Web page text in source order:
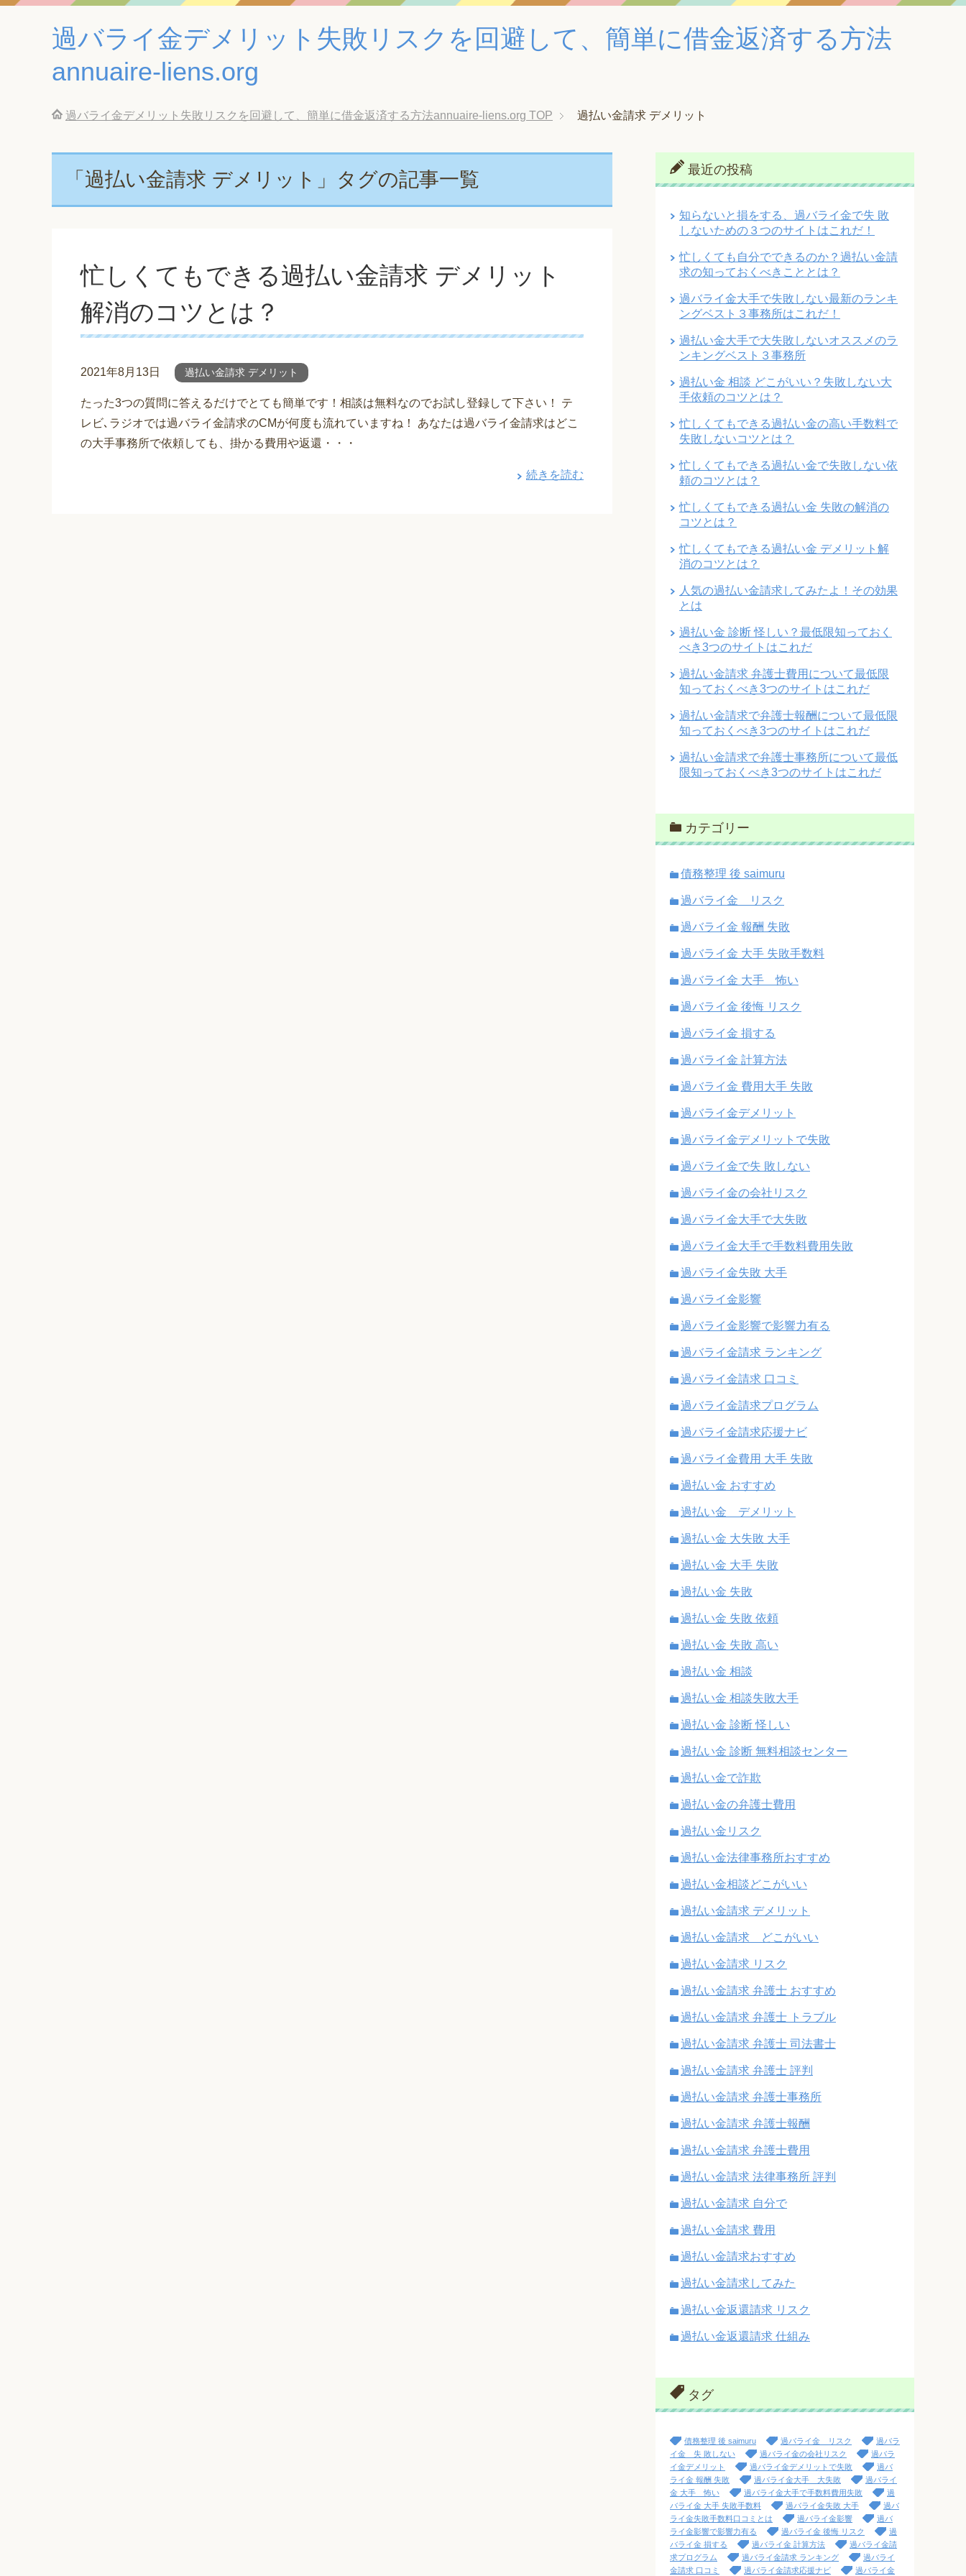
過バライ金デメリット失敗リスクを回避して、簡単に借金返済する方法
annuaire-liens.org
過バライ金デメリット失敗リスクを回避して、簡単に借金返済する方法annuaire-liens.org TOP 過払い金請求 デメリット
「過払い金請求 デメリット」タグの記事一覧
忙しくてもできる過払い金請求 デメリット
解消のコツとは？
2021年8月13日 過払い金請求 デメリット
たった3つの質問に答えるだけでとても簡単です！相談は無料なのでお試し登録して下さい！ テ
レビ､ラジオでは過バライ金請求のCMが何度も流れていますね！ あなたは過バライ金請求はどこ
の大手事務所で依頼しても、掛かる費用や返還・・・
続きを読む
最近の投稿
知らないと損をする、過バライ金で失 敗
しないための３つのサイトはこれだ！
忙しくても自分でできるのか？過払い金請
求の知っておくべきこととは？
過バライ金大手で失敗しない最新のランキ
ングベスト３事務所はこれだ！
過払い金大手で大失敗しないオススメのラ
ンキングベスト３事務所
過払い金 相談 どこがいい？失敗しない大
手依頼のコツとは？
忙しくてもできる過払い金の高い手数料で
失敗しないコツとは？
忙しくてもできる過払い金で失敗しない依
頼のコツとは？
忙しくてもできる過払い金 失敗の解消の
コツとは？
忙しくてもできる過払い金 デメリット解
消のコツとは？
人気の過払い金請求してみたよ！その効果
とは
過払い金 診断 怪しい？最低限知っておく
べき3つのサイトはこれだ
過払い金請求 弁護士費用について最低限
知っておくべき3つのサイトはこれだ
過払い金請求で弁護士報酬について最低限
知っておくべき3つのサイトはこれだ
過払い金請求で弁護士事務所について最低
限知っておくべき3つのサイトはこれだ
カテゴリー
債務整理 後 saimuru
過バライ金 リスク
過バライ金 報酬 失敗
過バライ金 大手 失敗手数料
過バライ金 大手 怖い
過バライ金 後悔 リスク
過バライ金 損する
過バライ金 計算方法
過バライ金 費用大手 失敗
過バライ金デメリット
過バライ金デメリットで失敗
過バライ金で失 敗しない
過バライ金の会社リスク
過バライ金大手で大失敗
過バライ金大手で手数料費用失敗
過バライ金失敗 大手
過バライ金影響
過バライ金影響で影響力有る
過バライ金請求 ランキング
過バライ金請求 口コミ
過バライ金請求プログラム
過バライ金請求応援ナビ
過バライ金費用 大手 失敗
過払い金 おすすめ
過払い金 デメリット
過払い金 大失敗 大手
過払い金 大手 失敗
過払い金 失敗
過払い金 失敗 依頼
過払い金 失敗 高い
過払い金 相談
過払い金 相談失敗大手
過払い金 診断 怪しい
過払い金 診断 無料相談センター
過払い金で詐欺
過払い金の弁護士費用
過払い金リスク
過払い金法律事務所おすすめ
過払い金相談どこがいい
過払い金請求 デメリット
過払い金請求 どこがいい
過払い金請求 リスク
過払い金請求 弁護士 おすすめ
過払い金請求 弁護士 トラブル
過払い金請求 弁護士 司法書士
過払い金請求 弁護士 評判
過払い金請求 弁護士事務所
過払い金請求 弁護士報酬
過払い金請求 弁護士費用
過払い金請求 法律事務所 評判
過払い金請求 自分で
過払い金請求 費用
過払い金請求おすすめ
過払い金請求してみた
過払い金返還請求 リスク
過払い金返還請求 仕組み
タグ
債務整理 後 saimuru 過バライ金 リスク
過バラ
イ金 失 敗しない
過バライ金の会社リスク
過バラ
イ金デメリット
過バライ金デメリットで失敗
過バ
ライ金 報酬 失敗
過バライ金大手 大失敗
過バライ
金 大手 怖い
過バライ金大手で手数料費用失敗
過
バライ金 大手 失敗手数料
過バライ金失敗 大手
過バ
ライ金失敗手数料口コミとは
過バライ金影響
過バ
ライ金影響で影響力有る
過バライ金 後悔 リスク
過
バライ金 損する
過バライ金 計算方法
過バライ金請
求プログラム
過バライ金請求 ランキング
過バライ
金請求 口コミ
過バライ金請求応援ナビ 過バライ金